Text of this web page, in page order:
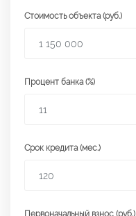
Стоимость объекта (руб.)
Процент банка (%)
Срок кредита (мес.)
Первоначальный взнос (руб.)